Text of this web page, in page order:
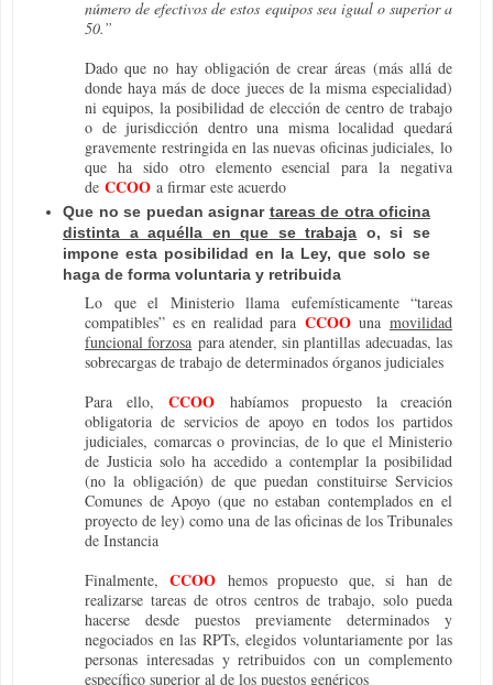
número de efectivos de estos equipos sea igual o superior a
50.”
Dado que no hay obligación de crear áreas (más allá de
donde haya más de doce jueces de la misma especialidad)
ni equipos, la posibilidad de elección de centro de trabajo
o de jurisdicción dentro una misma localidad quedará
gravemente restringida en las nuevas oficinas judiciales, lo
que ha sido otro elemento esencial para la negativa
de CCOO a firmar este acuerdo
Que no se puedan asignar tareas de otra oficina
distinta a aquélla en que se trabaja o, si se
impone esta posibilidad en la Ley, que solo se
haga de forma voluntaria y retribuida
Lo que el Ministerio llama eufemísticamente “tareas
compatibles” es en realidad para CCOOunamovilidad
funcional forzosa para atender, sin plantillas adecuadas, las
sobrecargas de trabajo de determinados órganos judiciales
Para ello, CCOO habíamos propuesto la creación
obligatoria de servicios de apoyo en todos los partidos
judiciales, comarcas o provincias, de lo que el Ministerio
de Justicia solo ha accedido a contemplar la posibilidad
(no la obligación) de que puedan constituirse Servicios
Comunes de Apoyo (que no estaban contemplados en el
proyecto de ley) como una de las oficinas de los Tribunales
de Instancia
Finalmente,CCOO hemos propuesto que, si han de
realizarse tareas de otros centros de trabajo, solo pueda
hacerse desde puestos previamente determinados y
negociados en las RPTs, elegidos voluntariamente por las
personas interesadas y retribuidos con un complemento
específico superior al de los puestos genéricos